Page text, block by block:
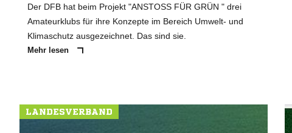
Der DFB hat beim Projekt "ANSTOSS FÜR GRÜN " drei
Amateurklubs für ihre Konzepte im Bereich Umwelt- und
Klimaschutz ausgezeichnet. Das sind sie.
Mehr lesen
LANDESVERBAND